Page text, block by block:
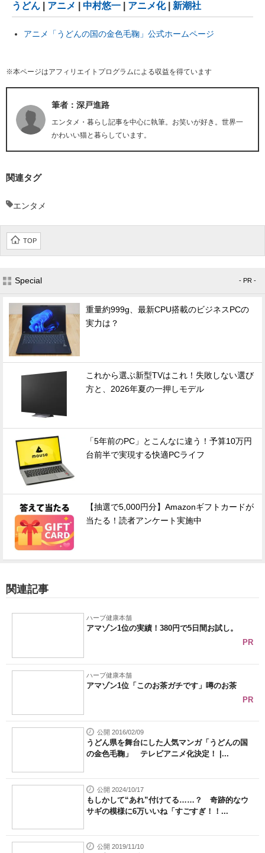
うどん アニメ 中村悠一 アニメ化| 新潮社
アニメ「うどんの国の金色毛鞠」公式ホームページ
※本ページはアフィリエイトプログラムによる収益を得ています
筆者：深戸進路
エンタメ・暮らし記事を中心に執筆。お笑いが好き。世界一
かわいい猫と暮らしています。
関連タグ
エンタメ
TOP
Special - PR -
重量約999g、最新CPU搭載のビジネスPCの
実力は？
これから選ぶ新型TVはこれ！失敗しない選び
方と、2026年夏の一押しモデル
「5年前のPC」とこんなに違う！予算10万円
台前半で実現する快適PCライフ
【抽選で5,000円分】Amazonギフトカードが
当たる！読者アンケート実施中
関連記事
ハーブ健康本舗
アマゾン1位の実績！380円で5日間お試し。
PR
ハーブ健康本舗
アマゾン1位「このお茶ガチです」噂のお茶
PR
公開 2016/02/09
うどん県を舞台にした人気マンガ「うどんの国
の金色毛鞠」 テレビアニメ化決定！ |...
公開 2024/10/17
もしかして“あれ”付けてる……？ 奇跡的なウ
サギの模様に6万いいね「すごすぎ！！...
公開 2019/11/10